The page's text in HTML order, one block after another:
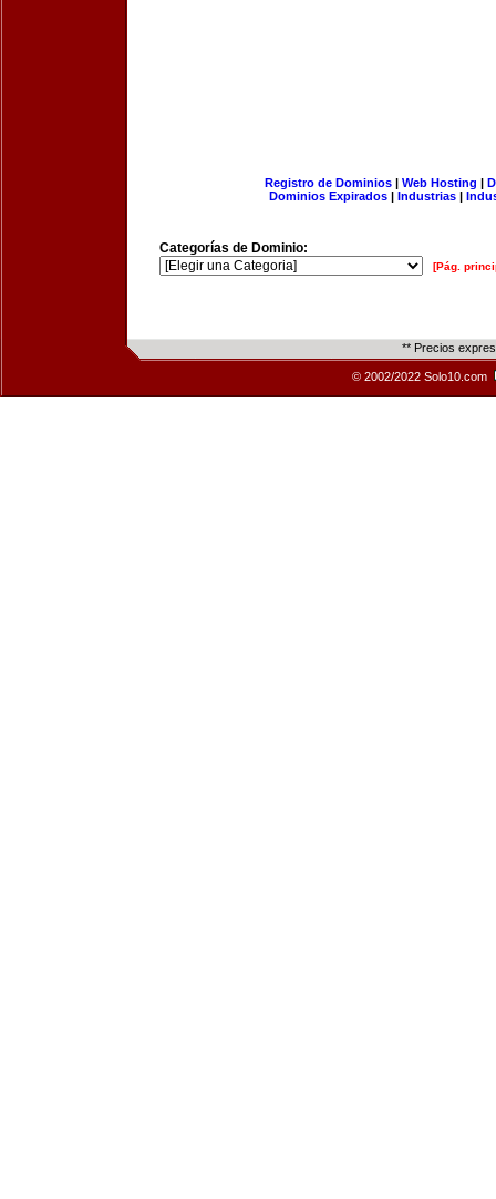
Registro de Dominios| Web Hosting |
Dominios Expirados | Industrias |
Categorías de Dominio:
[Pág.
** Precios
© 2002/2022 Solo10.com